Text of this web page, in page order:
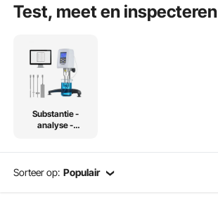
Test, meet en inspecteren
Substantie -
analyse -
Sorteer op: Populair